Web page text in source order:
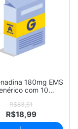
180mg EMS
com 10
R$83,61
R$18,99